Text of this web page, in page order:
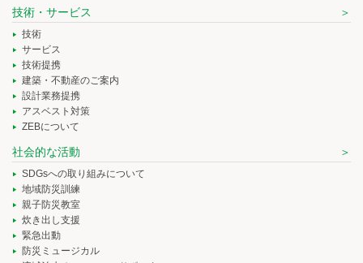
技術・サービス
技術
サービス
技術提携
建築・不動産のご案内
設計業務提携
アスベスト対策
ZEBについて
社会的な活動
SDGsへの取り組みについて
地域防災訓練
親子防災教室
炊き出し支援
緊急出動
防災ミュージカル